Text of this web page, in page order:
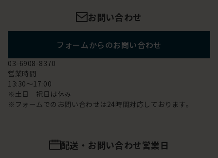
お問い合わせ
フォームからのお問い合わせ
03-6908-8370
営業時間
13:30～17:00
※土日 祝日は休み
※フォームでのお問い合わせは24時間対応しております。
配送・お問い合わせ営業日